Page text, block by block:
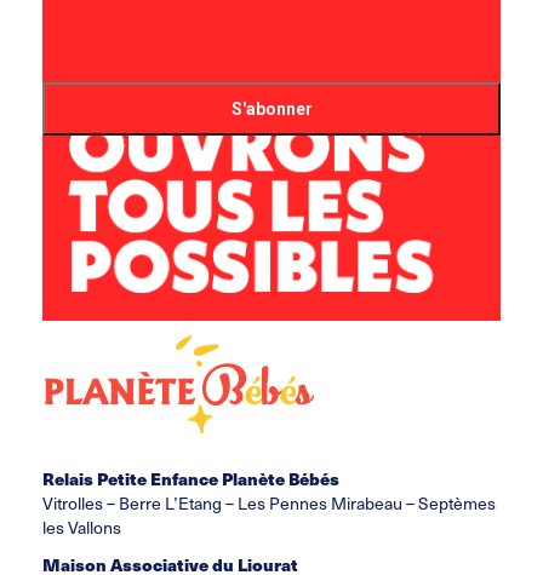
Relais Petite Enfance Planète Bébés
Vitrolles – Berre L’Etang – Les Pennes Mirabeau – Septèmes
les Vallons
Maison Associative du Liourat